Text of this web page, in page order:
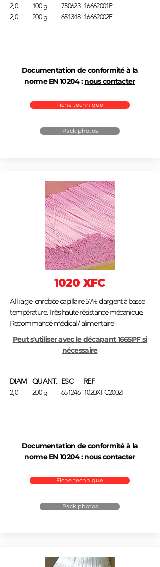
2,0
2,0
100 g
200 g
750623
651348
16662001P
16662002F
Documentation de conformité à la
norme EN 10204 :nous contacter
Fiche technique
Pack photos
1020 XFC
Alliage enrobée capillaire 57% d'argent à basse
température. Très haute résistance mécanique.
Recommandé médical / alimentaire
Peut s'utiliser avec le décapant 1665PF si
nécessaire
DIAM
2,0
QUANT.
200 g
ESC
651246
REF
1020XFC2002F
Documentation de conformité à la
norme EN 10204 :nous contacter
Fiche technique
Pack photos